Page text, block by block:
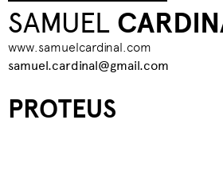
SAMUEL
www.samuelcardinal.com
samuel.cardinal@gmail.com
PROTEUS